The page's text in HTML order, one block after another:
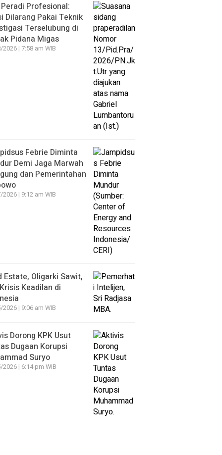
Profesional:
Dilarang Pakai Teknik
Terselubung di
Pidana Migas
| 7:58 am WIB
Febrie Diminta
Demi Jaga Marwah
dan Pemerintahan
| 9:12 am WIB
Estate, Oligarki Sawit,
Keadilan di
| 9:06 am WIB
Dorong KPK Usut
Dugaan Korupsi
Suryo
| 6:14 pm WIB